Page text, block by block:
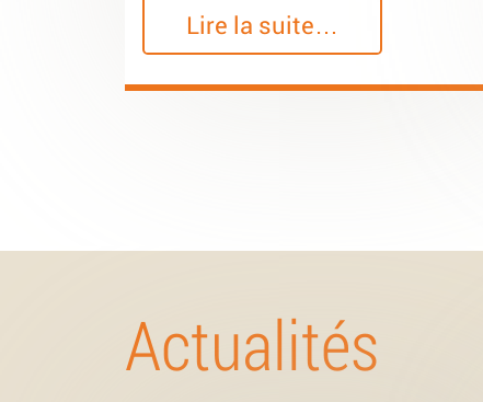
Lire la suite…
Actualités